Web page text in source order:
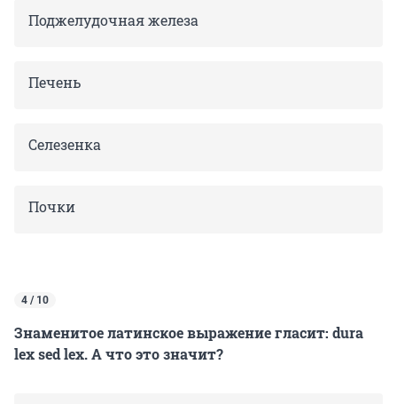
Поджелудочная железа
Печень
Селезенка
Почки
4 / 10
Знаменитое латинское выражение гласит: dura
lex sed lex. А что это значит?